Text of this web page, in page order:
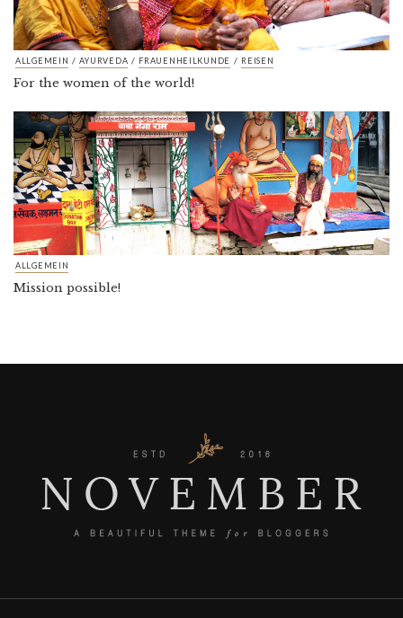
ALLGEMEIN / AYURVEDA / FRAUENHEILKUNDE / REISEN
For the women of the world!
ALLGEMEIN
Mission possible!